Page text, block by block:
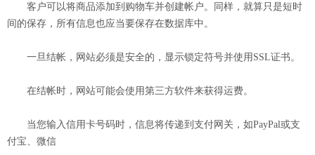
客户可以将商品添加到购物车并创建帐户。同样，就算只是短时
间的保存，所有信息也应当要保存在数据库中。
一旦结帐，网站必须是安全的，显示锁定符号并使用SSL证书。
在结帐时，网站可能会使用第三方软件来获得运费。
当您输入信用卡号码时，信息将传递到支付网关，如PayPal或支
付宝、微信